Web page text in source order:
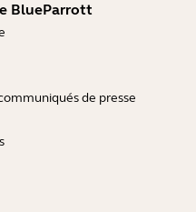
BlueParrott
de presse